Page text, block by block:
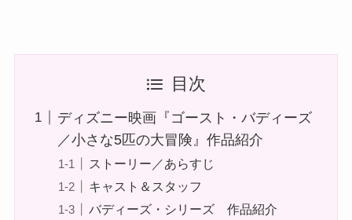
目次
ディズニー映画『ゴースト・バディーズ
／小さな5匹の大冒険』作品紹介
ストーリー／あらすじ
キャスト＆スタッフ
バディーズ・シリーズ 作品紹介